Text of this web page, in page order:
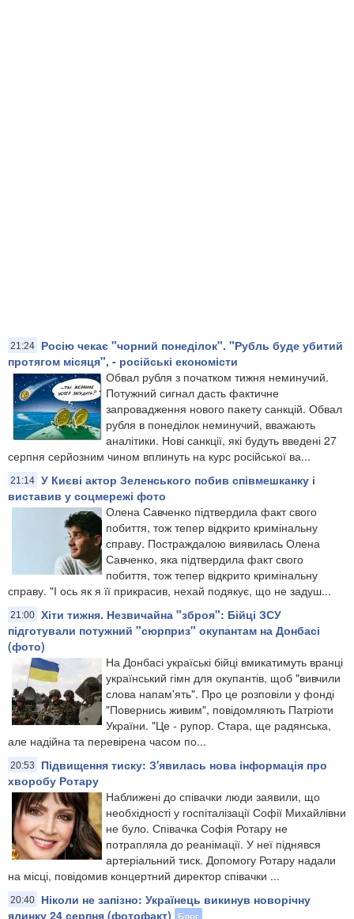
21:24
​Росію чекає "чорний понеділок". "Рубль буде убитий
протягом місяця", - російські економісти
Обвал рубля з початком тижня неминучий.
Потужний сигнал дасть фактичне
запровадження нового пакету санкцій. Обвал
рубля в понеділок неминучий, вважають
аналітики. Нові санкції, які будуть введені 27
серпня серйозним чином вплинуть на курс російської ва...
21:14 У Києві актор Зеленського побив співмешканку і
виставив у соцмережі фото
Олена Савченко підтвердила факт свого
побиття, тож тепер відкрито кримінальну
справу. Постраждалою виявилась Олена
Савченко, яка підтвердила факт свого
побиття, тож тепер відкрито кримінальну
справу. "І ось як я її прикрасив, нехай подякує, що не задуш...
21:00 Хіти тижня. Незвичайна "зброя": Бійці ЗСУ
підготували потужний "сюрприз" окупантам на Донбасі
(фото)
На Донбасі україські бійці вмикатимуть вранці
український гімн для окупантів, щоб "вивчили
слова напам'ять". Про це розповіли у фонді
"Повернись живим", повідомляють Патріоти
України. "Це - рупор. Стара, ще радянська,
але надійна та перевірена часом по...
20:53
Підвищення тиску: З'явилась нова інформація про
хворобу Ротару
Наближені до співачки люди заявили, що
необхідності у госпіталізації Софії Михайлівни
не було. Співачка Софія Ротару не
потрапляла до реанімації. У неї піднявся
артеріальний тиск. Допомогу Ротару надали
на місці, повідомив концертний директор співачки ...
20:40
Ніколи не запізно: Українець викинув новорічну
ялинку 24 серпня (фотофакт)
Блог